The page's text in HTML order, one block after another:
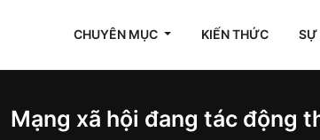
CHUYÊN MỤC KIẾN THỨC SỰ
Mạng xã hội đang tác động